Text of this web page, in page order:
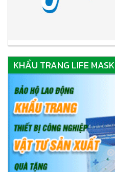
KHẨU TRANG LIFE MASK